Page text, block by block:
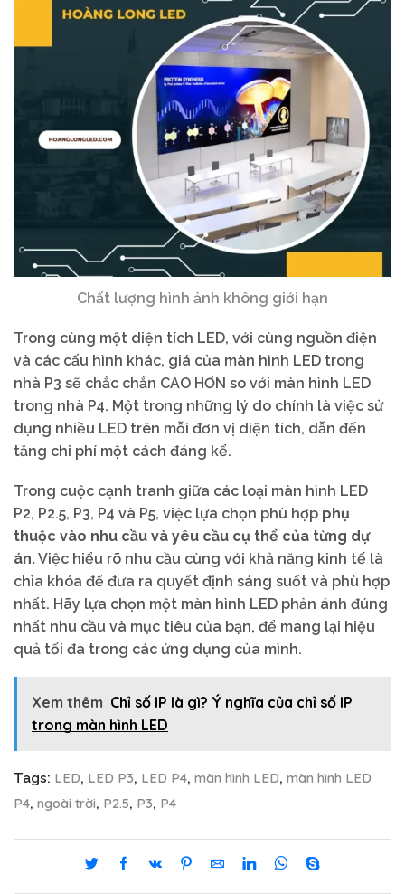
Chất lượng hình ảnh không giới hạn
Trong cùng một diện tích LED, với cùng nguồn điện
và các cấu hình khác, giá của màn hình LED trong
nhà P3 sẽ chắc chắn CAO HƠN so với màn hình LED
trong nhà P4. Một trong những lý do chính là việc sử
dụng nhiều LED trên mỗi đơn vị diện tích, dẫn đến
tăng chi phí một cách đáng kể.
Trong cuộc cạnh tranh giữa các loại màn hình LED
P2, P2.5, P3, P4 và P5, việc lựa chọn phù hợp phụ
thuộc vào nhu cầu và yêu cầu cụ thể của từng dự
án.Việc hiểu rõ nhu cầu cùng với khả năng kinh tế là
chìa khóa để đưa ra quyết định sáng suốt và phù hợp
nhất. Hãy lựa chọn một màn hình LED phản ánh đúng
nhất nhu cầu và mục tiêu của bạn, để mang lại hiệu
quả tối đa trong các ứng dụng của mình.
Xem thêm Chỉ số IP là gì? Ý nghĩa của chỉ số IP
trong màn hình LED
Tags: LED, LED P3, LED P4, màn hình LED, màn hình LED
P4, ngoài trời, P2.5, P3, P4